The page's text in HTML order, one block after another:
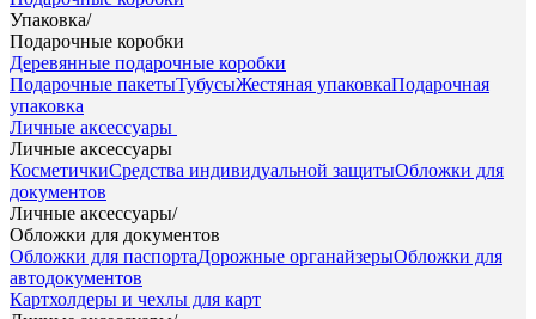
Упаковка/
Подарочные коробки
Деревянные подарочные коробки
Подарочные пакетыТубусыЖестяная упаковкаПодарочная
упаковка
Личные аксессуары
Личные аксессуары
КосметичкиСредства индивидуальной защитыОбложки для
документов
Личные аксессуары/
Обложки для документов
Обложки для паспортаДорожные органайзерыОбложки для
автодокументов
Картхолдеры и чехлы для карт